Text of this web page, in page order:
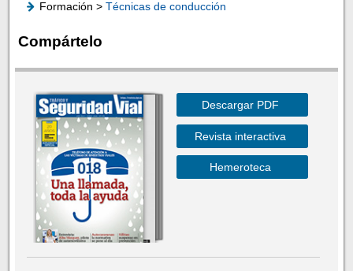
Formación > Técnicas de conducción
Compártelo
Descargar PDF
Revista interactiva
Hemeroteca